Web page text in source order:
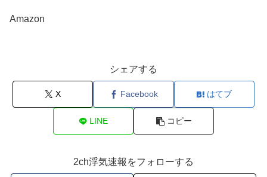
Amazon
シェアする
X Facebook はてブ
LINE コピー
2ch浮気速報をフォローする